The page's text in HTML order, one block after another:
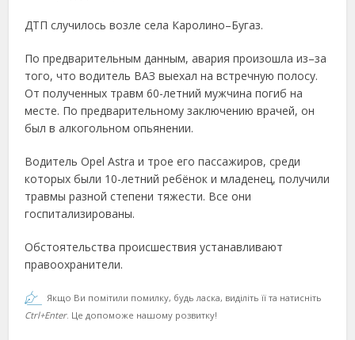
ДТП случилось возле села Каролино–Бугаз.
По предварительным данным, авария произошла из–за
того, что водитель ВАЗ выехал на встречную полосу.
От полученных травм 60-летний мужчина погиб на
месте. По предварительному заключению врачей, он
был в алкогольном опьянении.
Водитель Opel Astra и трое его пассажиров, среди
которых были 10-летний ребёнок и младенец, получили
травмы разной степени тяжести. Все они
госпитализированы.
Обстоятельства происшествия устанавливают
правоохранители.
Якщо Ви помітили помилку, будь ласка, виділіть її та натисніть
Ctrl+Enter. Це допоможе нашому розвитку!